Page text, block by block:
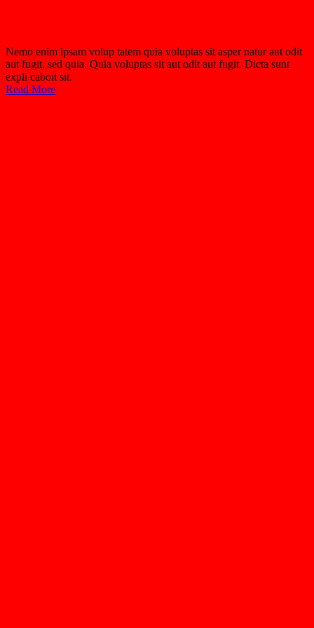
Nemo enim ipsam volup tatem quia voluptas sit asper natur aut odit
aut fugit, sed quia. Quia voluptas sit aut odit aut fugit. Dicta sunt
expli caboit sit.
Read More